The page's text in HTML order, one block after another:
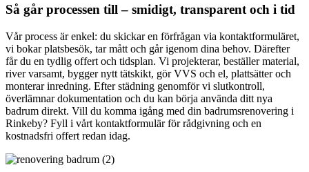
Så går processen till – smidigt, transparent och i tid
Vår process är enkel: du skickar en förfrågan via kontaktformuläret,
vi bokar platsbesök, tar mått och går igenom dina behov. Därefter
får du en tydlig offert och tidsplan. Vi projekterar, beställer material,
river varsamt, bygger nytt tätskikt, gör VVS och el, plattsätter och
monterar inredning. Efter städning genomför vi slutkontroll,
överlämnar dokumentation och du kan börja använda ditt nya
badrum direkt. Vill du komma igång med din badrumsrenovering i
Rinkeby? Fyll i vårt kontaktformulär för rådgivning och en
kostnadsfri offert redan idag.